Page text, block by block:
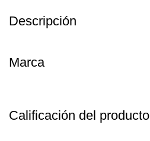
Descripción
Marca
Calificación del producto